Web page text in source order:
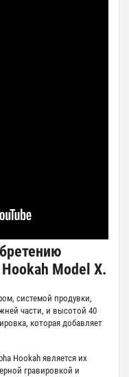
Model X.
системой продувки,
части, и высотой 40
которая добавляет
Hookah является их
гравировкой и